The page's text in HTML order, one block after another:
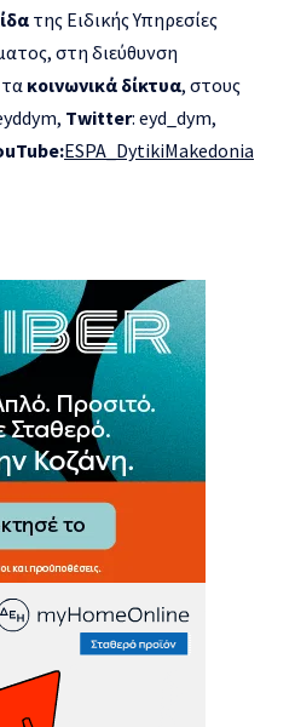
της Ειδικής Υπηρεσίες
στη διεύθυνση
κοινωνικά δίκτυα, στους
, Twitter: eyd_dym,
:ESPA DytikiMakedonia